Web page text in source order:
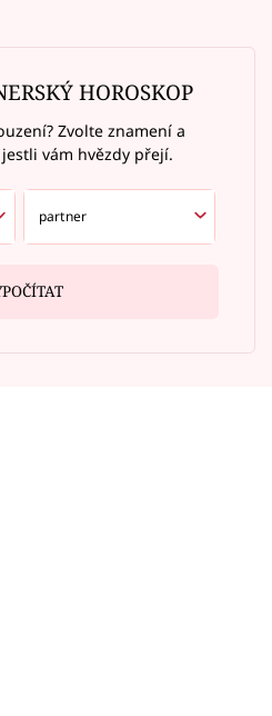
HOROSKOP
Zvolte znamení a
vám hvězdy přejí.